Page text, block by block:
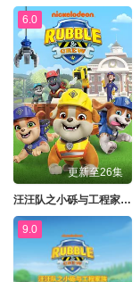
6.0
更新至26集
汪汪队之小砾与工程家族第三季
9.0